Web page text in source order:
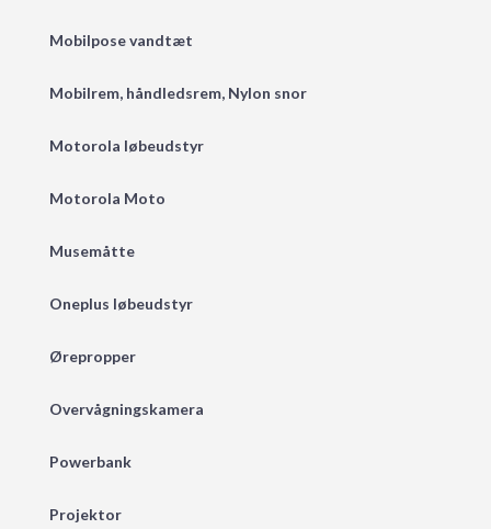
Mobilpose vandtæt
Mobilrem, håndledsrem, Nylon snor
Motorola løbeudstyr
Motorola Moto
Musemåtte
Oneplus løbeudstyr
Ørepropper
Overvågningskamera
Powerbank
Projektor